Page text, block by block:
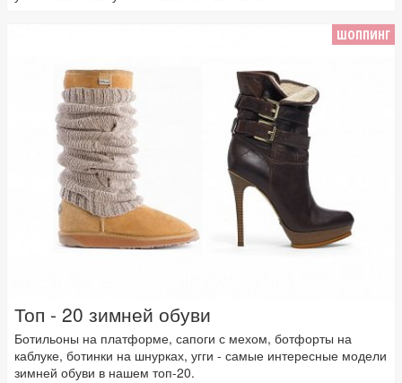
ШОППИНГ
Топ - 20 зимней обуви
Ботильоны на платформе, сапоги с мехом, ботфорты на
каблуке, ботинки на шнурках, угги - самые интересные модели
зимней обуви в нашем топ-20.